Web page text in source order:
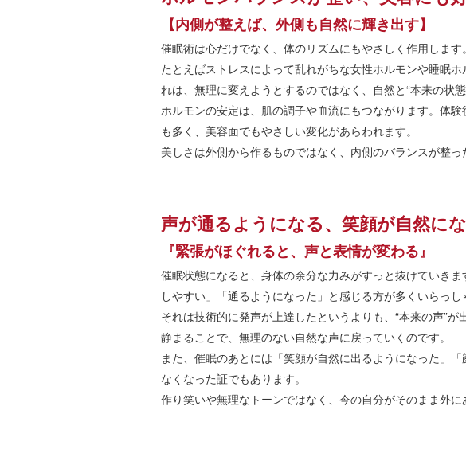
【内側が整えば、外側も自然に輝き出す】
催眠術は心だけでなく、体のリズムにもやさしく作用します。
たとえばストレスによって乱れがちな女性ホルモンや睡眠
れは、無理に変えようとするのではなく、自然と“本来の状態
ホルモンの安定は、肌の調子や血流にもつながります。体
も多く、美容面でもやさしい変化があらわれます。
美しさは外側から作るものではなく、内側のバランスが整っ
声が通るようになる、笑顔が自然に
『緊張がほぐれると、声と表情が変わる』
催眠状態になると、身体の余分な力みがすっと抜けていき
しやすい」「通るようになった」と感じる方が多くいらっし
それは技術的に発声が上達したというよりも、“本来の声”
静まることで、無理のない自然な声に戻っていくのです。
また、催眠のあとには「笑顔が自然に出るようになった」
なくなった証でもあります。
作り笑いや無理なトーンではなく、今の自分がそのまま外